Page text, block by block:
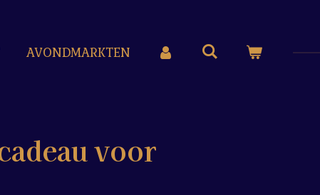
AVONDMARKTEN
voor